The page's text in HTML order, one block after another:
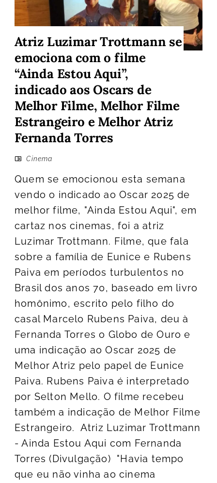
Atriz Luzimar Trottmann se
emociona com o filme
“Ainda Estou Aqui”,
indicado aos Oscars de
Melhor Filme, Melhor Filme
Estrangeiro e Melhor Atriz
Fernanda Torres
Cinema
Quem se emocionou esta semana
vendo o indicado ao Oscar 2025 de
melhor filme, "Ainda Estou Aqui", em
cartaz nos cinemas, foi a atriz
Luzimar Trottmann. Filme, que fala
sobre a família de Eunice e Rubens
Paiva em períodos turbulentos no
Brasil dos anos 70, baseado em livro
homônimo, escrito pelo filho do
casal Marcelo Rubens Paiva, deu à
Fernanda Torres o Globo de Ouro e
uma indicação ao Oscar 2025 de
Melhor Atriz pelo papel de Eunice
Paiva. Rubens Paiva é interpretado
por Selton Mello. O filme recebeu
também a indicação de Melhor Filme
Estrangeiro. Atriz Luzimar Trottmann
- Ainda Estou Aqui com Fernanda
Torres (Divulgação) "Havia tempo
que eu não vinha ao cinema